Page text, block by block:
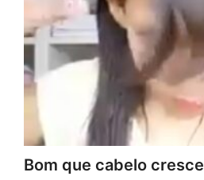
Bom que cabelo cresce